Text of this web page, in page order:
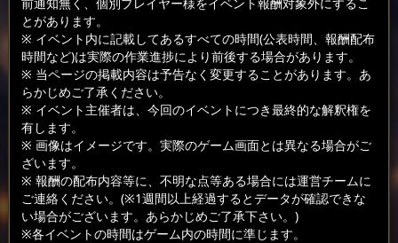
とがあります。
※ イベント内に記載してあるすべての時間(公表時間、報酬配布
時間など)は実際の作業進捗により前後する場合があります。
※ 当ページの掲載内容は予告なく変更することがあります。あ
らかじめご了承ください。
※ イベント主催者は、今回のイベントにつき最終的な解釈権を
有します。
※ 画像はイメージです。実際のゲーム画面とは異なる場合がご
ざいます。
※ 報酬の配布内容等に、不明な点等ある場合には運営チームに
ご連絡ください。(※1週間以上経過するとデータが確認できな
い場合がございます。あらかじめご了承下さい。)
※各イベントの時間はゲーム内の時間に準じます。